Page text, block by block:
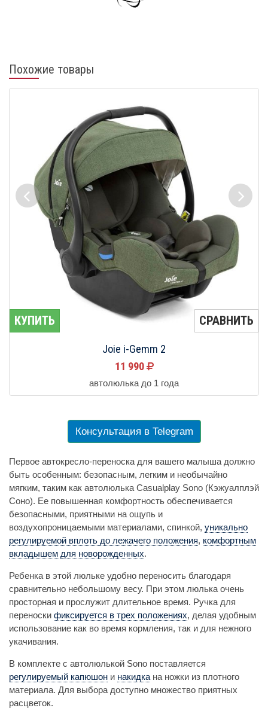
Похожие товары
КУПИТЬ СРАВНИТЬ
Joie i-Gemm 2
11 990
автолюлька до 1 года
Консультация в Telegram
Первое автокресло-переноска для вашего малыша должно
быть особенным: безопасным, легким и необычайно
мягким, таким как автолюлька Casualplay Sono (Кэжуалплэй
Соно). Ее повышенная комфортность обеспечивается
безопасными, приятными на ощупь и
воздухопроницаемыми материалами, спинкой, уникально
регулируемой вплоть до лежачего положения, комфортным
вкладышем для новорожденных.
Ребенка в этой люльке удобно переносить благодаря
сравнительно небольшому весу. При этом люлька очень
просторная и прослужит длительное время. Ручка для
переноски фиксируется в трех положениях, делая удобным
использование как во время кормления, так и для нежного
укачивания.
В комплекте с автолюлькой Sono поставляется
регулируемый капюшон и накидка на ножки из плотного
материала. Для выбора доступно множество приятных
расцветок.